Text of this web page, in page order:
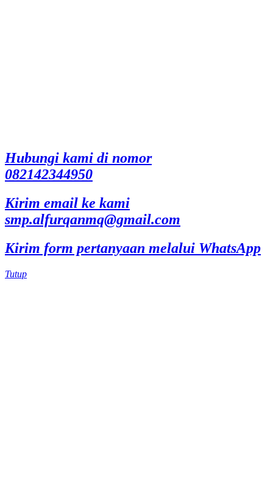
Hubungi kami di nomor
082142344950
Kirim email ke kami
smp.alfurqanmq@gmail.com
Kirim form pertanyaan melalui WhatsApp
Tutup